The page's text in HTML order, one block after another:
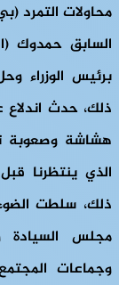
برئيس الوزراء
هشاشة وصعوبة
الذي ينتظرنا
ذلك، سلطت
مجلس السيادة
وجماعات